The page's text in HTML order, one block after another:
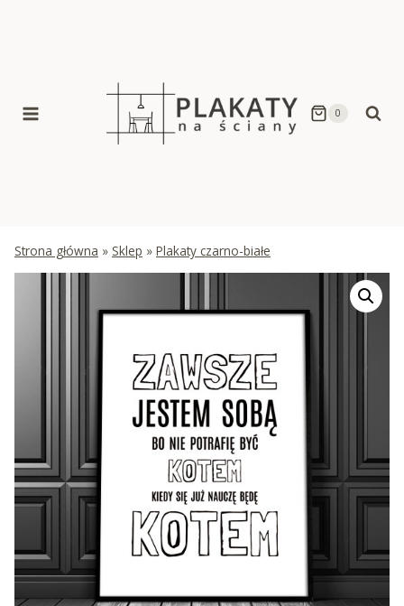
0
Strona główna » Sklep » Plakaty czarno-białe